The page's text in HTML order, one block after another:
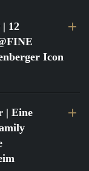
| 12
Icon
| Eine